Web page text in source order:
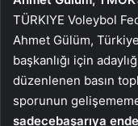
TÜRKIYE Voleybol
Ahmet Gülüm,
başkanlığı için
düzenlenen basın
sporunun
sadecebaşarıya